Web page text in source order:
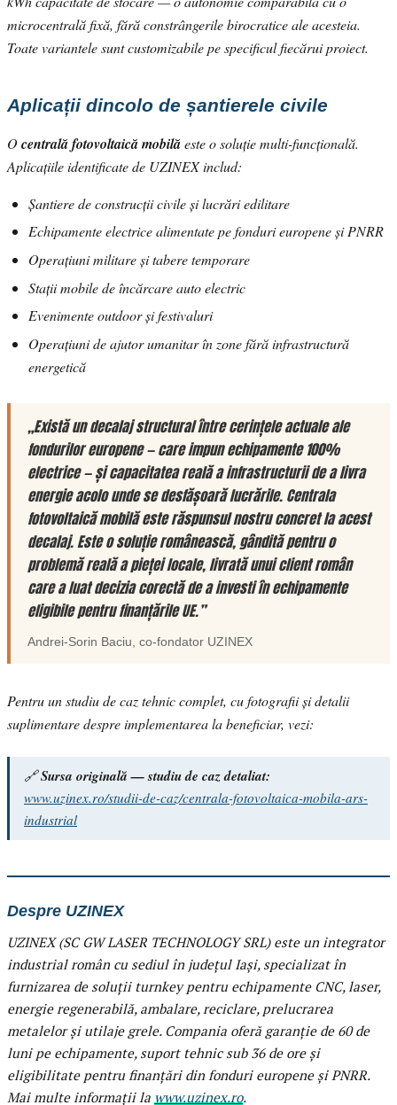
microcentrală fixă, fără constrângerile birocratice ale acesteia.
Toate variantele sunt customizabile pe specificul fiecărui proiect.
Aplicații dincolo de șantierele civile
Ocentrală fotovoltaică mobilăeste o soluție multi-funcțională.
Aplicațiile identificate de UZINEX includ:
Șantiere de construcții civile și lucrări edilitare
Echipamente electrice alimentate pe fonduri europene și PNRR
Operațiuni militare și tabere temporare
Stații mobile de încărcare auto electric
Evenimente outdoor și festivaluri
Operațiuni de ajutor umanitar în zone fără infrastructură
energetică
„Există un decalaj structural între cerințele actuale ale
fondurilor europene — care impun echipamente 100%
electrice — și capacitatea reală a infrastructurii de a livra
energie acolo unde se desfășoară lucrările. Centrala
fotovoltaică mobilă este răspunsul nostru concret la acest
decalaj. Este o soluție românească, gândită pentru o
problemă reală a pieței locale, livrată unui client român
care a luat decizia corectă de a investi în echipamente
eligibile pentru finanțările UE.”
Andrei-Sorin Baciu, co-fondator UZINEX
Pentru un studiu de caz tehnic complet, cu fotografii și detalii
suplimentare despre implementarea la beneficiar, vezi:
🔗Sursa originală — studiu de caz detaliat:
www.uzinex.ro/studii-de-caz/centrala-fotovoltaica-mobila-ars-
industrial
Despre UZINEX
UZINEX (SC GW LASER TECHNOLOGY SRL) este un integrator
industrial român cu sediul în județul Iași, specializat în
furnizarea de soluții turnkey pentru echipamente CNC, laser,
energie regenerabilă, ambalare, reciclare, prelucrarea
metalelor și utilaje grele. Compania oferă garanție de 60 de
luni pe echipamente, suport tehnic sub 36 de ore și
eligibilitate pentru finanțări din fonduri europene și PNRR.
Mai multe informații la www.uzinex.ro.